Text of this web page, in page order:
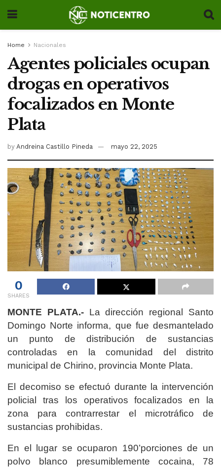
Home Nacionales
Agentes policiales ocupan
drogas en operativos
focalizados en Monte
Plata
by Andreina Castillo Pineda mayo 22, 2025
0
SHARES
MONTE PLATA.-La dirección regional Santo
Domingo Norte informa, que fue desmantelado
un punto de distribución de sustancias
controladas en la comunidad del distrito
municipal de Chirino, provincia Monte Plata.
El decomiso se efectuó durante la intervención
policial tras los operativos focalizados en la
zona para contrarrestar el microtráfico de
sustancias prohibidas.
En el lugar se ocuparon 190’porciones de un
polvo blanco presumiblemente cocaina, 78